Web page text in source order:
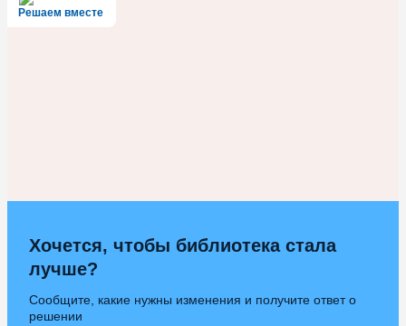
Решаем вместе
Хочется, чтобы библиотека стала
лучше?
Сообщите, какие нужны изменения и получите ответ о
решении